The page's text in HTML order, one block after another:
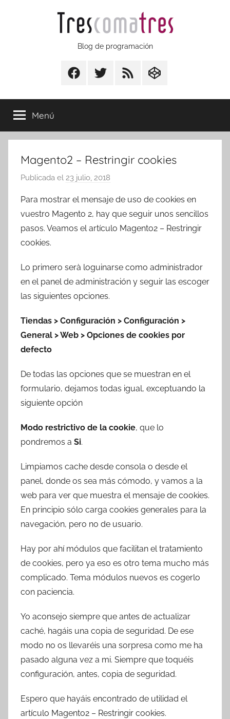
Trescomatres
Blog de programación
FacebookTwitter RSS CodepenIO
Menú
Magento2 – Restringir cookies
Publicada el 23 julio, 2018
r
T
r
c
o
t
r
Para mostrar el mensaje de uso de cookies en
vuestro Magento 2, hay que seguir unos sencillos
pasos. Veamos el artículo Magento2 – Restringir
cookies.
Lo primero serà loguinarse como administrador
en el panel de administración y seguir las escoger
las siguientes opciones.
Tiendas > Configuración > Configuración >
General > Web > Opciones de cookies por
defecto
De todas las opciones que se muestran en el
formulario, dejamos todas igual, exceptuando la
siguiente opción
Modo restrictivo de la cookie, que lo
pondremos a Si.
Limpiamos cache desde consola o desde el
panel, donde os sea más cómodo, y vamos a la
web para ver que muestra el mensaje de cookies.
En principio sólo carga cookies generales para la
navegación, pero no de usuario.
Hay por ahí módulos que facilitan el tratamiento
de cookies, pero ya eso es otro tema mucho más
complicado. Tema módulos nuevos es cogerlo
con paciencia.
Yo aconsejo siempre que antes de actualizar
caché, hagáis una copia de seguridad. De ese
modo no os llevaréis una sorpresa como me ha
pasado alguna vez a mi. Siempre que toquéis
configuración, antes, copia de seguridad.
Espero que hayáis encontrado de utilidad el
artículo Magento2 – Restringir cookies.